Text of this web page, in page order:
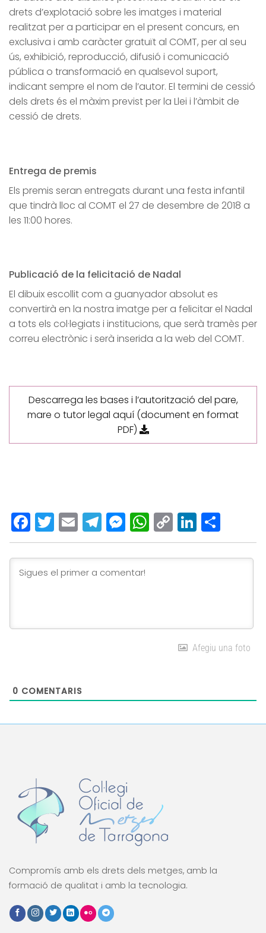
drets d’explotació sobre les imatges i material
realitzat per a participar en el present concurs, en
exclusiva i amb caràcter gratuït al COMT, per al seu
ús, exhibició, reproducció, difusió i comunicació
pública o transformació en qualsevol suport,
indicant sempre el nom de l’autor. El termini de cessió
dels drets és el màxim previst per la Llei i l’àmbit de
cessió de drets.
Entrega de premis
Els premis seran entregats durant una festa infantil
que tindrà lloc al COMT el 27 de desembre de 2018 a
les 11:00 hores.
Publicació de la felicitació de Nadal
El dibuix escollit com a guanyador absolut es
convertirà en la nostra imatge per a felicitar el Nadal
a tots els col·legiats i institucions, que serà tramès per
correu electrònic i serà inserida a la web del COMT.
Descarrega les bases i l’autorització del pare,
mare o tutor legal aquí (document en format
PDF)
Facebook
Twitter
EmailTelegram
Messenger
WhatsApp
Copy
Link
Afegiu una foto
0 COMENTARIS
Compromís amb els drets dels metges, amb la
formació de qualitat i amb la tecnologia.